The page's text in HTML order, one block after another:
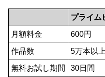
プライム
月額料金 600円
作品数 5万本以
無料お試し期間 30日間